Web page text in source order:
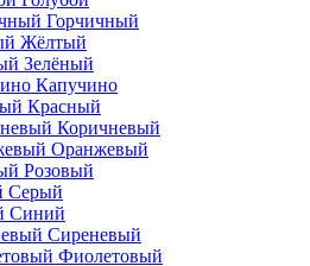
Горчичный
Жёлтый
Зелёный
Капучино
Красный
Коричневый
Оранжевый
Розовый
Серый
Синий
Сиреневый
Фиолетовый